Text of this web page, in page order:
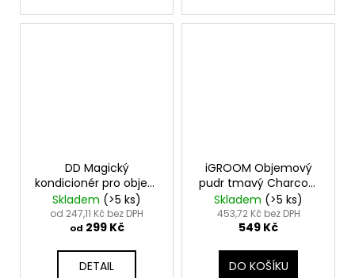
DD Magický
kondicionér pro objem
a tvarování střihu
Sculpture Rinse-
Dezynadog Magic
Rinse Conditioner
Skladem (>5 ks)
od 247,11 Kč bez DPH
od 299 Kč
DETAIL
iGROOM Objemový
pudr tmavý Charcoal
- Charcoal Magic
Powder)
Skladem (>5 ks)
453,72 Kč bez DPH
549 Kč
DO KOŠÍKU